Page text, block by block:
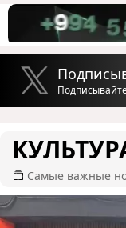
Самые важные